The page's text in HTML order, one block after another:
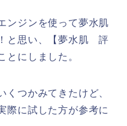
ンジンを使って夢水肌
と思い、【夢水肌 評
とにしました。
くつかみてきたけど、
際に試した方が参考に